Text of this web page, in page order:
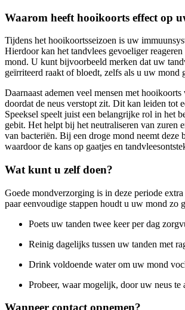
Waarom heeft hooikoorts effect op
Tijdens het hooikoortsseizoen is uw
Hierdoor kan het tandvlees gevoeliger
mond. U kunt bijvoorbeeld merken dat uw
geïrriteerd raakt of bloedt, zelfs als u uw mond
Daarnaast ademen veel mensen met
doordat de neus verstopt zit. Dit kan leiden tot
Speeksel speelt juist een belangrijke rol in het
gebit. Het helpt bij het neutraliseren van zuren
van bacteriën. Bij een droge mond neemt deze
waardoor de kans op gaatjes en
Wat kunt u zelf doen?
Goede mondverzorging is in deze periode
paar eenvoudige stappen houdt u uw mond zo
Poets uw tanden twee keer per dag
Reinig dagelijks tussen uw tanden met
Drink voldoende water om uw mond
Probeer, waar mogelijk, door uw neus te